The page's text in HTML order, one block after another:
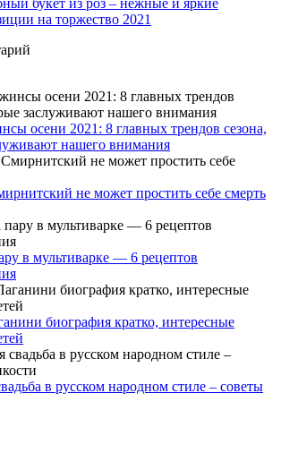
букет из роз – нежные и яркие
на торжество 2021
осени 2021: 8 главных трендов сезона,
нашего внимания
не может простить себе смерть
в мультиварке — 6 рецептов
биография кратко, интересные
в русском народном стиле – советы